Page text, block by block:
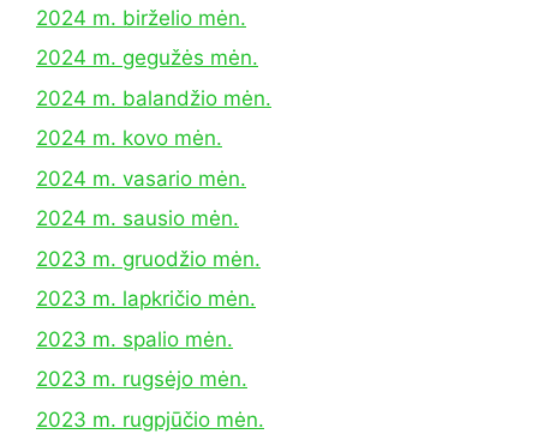
2024 m. birželio mėn.
2024 m. gegužės mėn.
2024 m. balandžio mėn.
2024 m. kovo mėn.
2024 m. vasario mėn.
2024 m. sausio mėn.
2023 m. gruodžio mėn.
2023 m. lapkričio mėn.
2023 m. spalio mėn.
2023 m. rugsėjo mėn.
2023 m. rugpjūčio mėn.